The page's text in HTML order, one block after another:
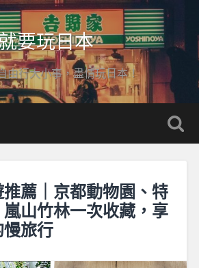
要玩日本
由行大小事，盡情玩日本！
薦｜京都動物園、特
山竹林一次收藏，享
旅行